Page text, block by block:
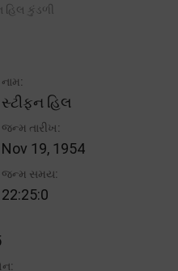
હિલ કુંડળી
નામ:
સ્ટીફન હિલ
જન્મ તારીખ:
Nov 19, 1954
જન્મ સમય:
22:25:0